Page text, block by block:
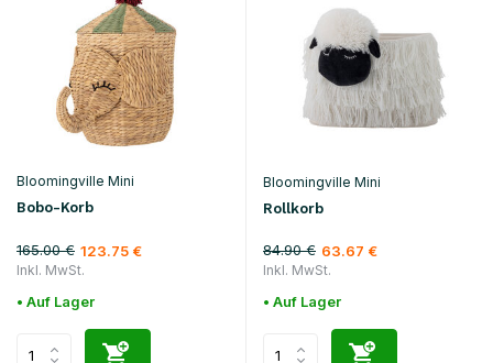
Bloomingville Mini
Bobo-Korb
165.00 € 123.75 €
Inkl. MwSt.
• Auf Lager
Bloomingville Mini
Rollkorb
84.90 € 63.67 €
Inkl. MwSt.
• Auf Lager